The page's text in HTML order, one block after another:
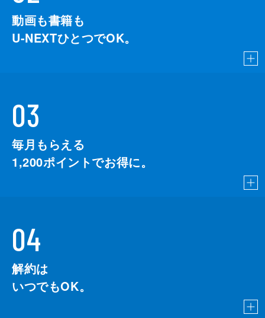
動画も書籍も
U-NEXTひとつでOK。
03
毎月もらえる
1,200ポイントでお得に。
04
解約は
いつでもOK。